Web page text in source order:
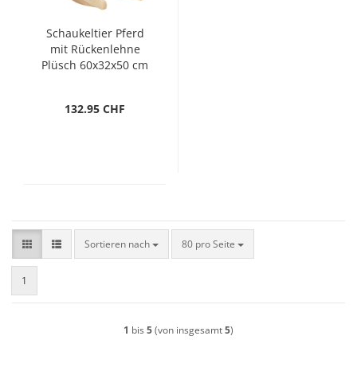
Schaukeltier Pferd
mit Rückenlehne
Plüsch 60x32x50 cm
132.95 CHF
Sortieren nach
Sortieren nach 80 pro Seite
pro Seite
1
1 bis 5(von insgesamt5)